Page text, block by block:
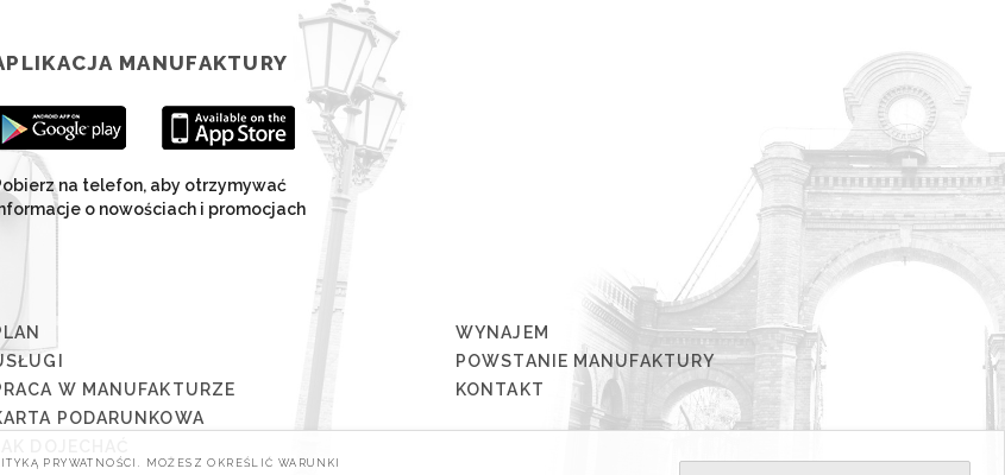
MANUFAKTURY
na telefon, aby otrzymywać
o nowościach i promocjach
W MANUFAKTURZE
PODARUNKOWA
WYNAJEM
POWSTANIE MANUFAKTURY
KONTAKT
PRYWATNOŚCI. MOŻESZ OKREŚLIĆ WARUNKI